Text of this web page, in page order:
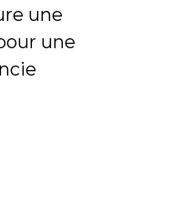
une